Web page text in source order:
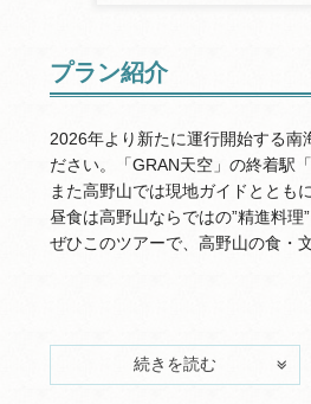
プラン紹介
2026年より新たに運行開始する南
ださい。「GRAN天空」の終着駅
また高野山では現地ガイドととも
昼食は高野山ならではの”精進料理
ぜひこのツアーで、高野山の食・
続きを読む